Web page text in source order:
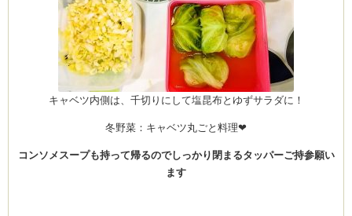
キャベツ内側は、千切りにして塩昆布とゆずサラダに！
冬野菜：キャベツ丸ごと料理❤
コンソメスープも持って帰るのでしっかり閉まるタッパーご持参願い
ます